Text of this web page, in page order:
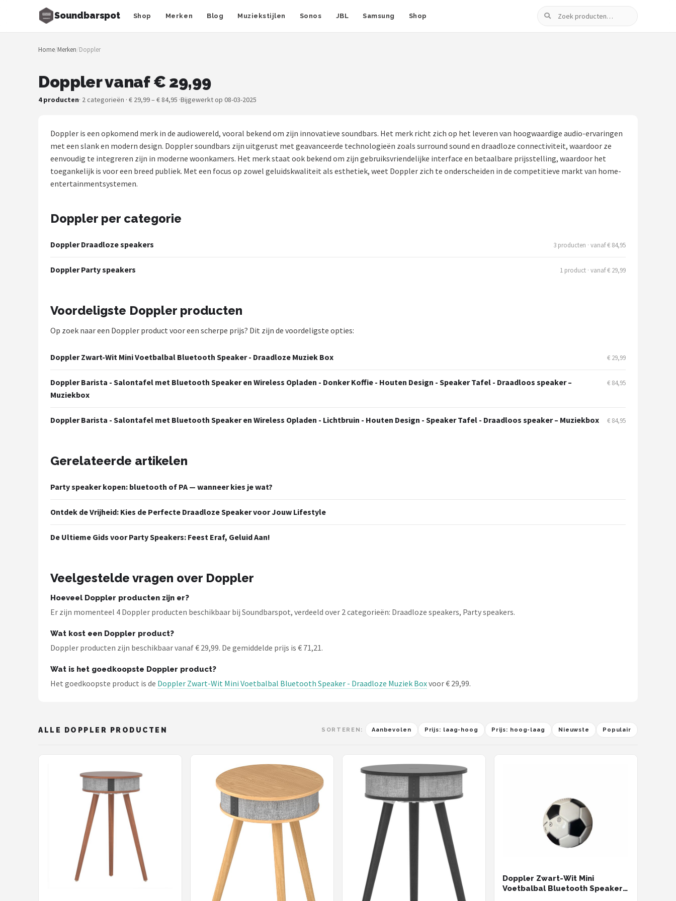
Soundbarspot Shop Merken Blog Muziekstijlen Sonos JBL Samsung Shop
Zoeken
Zoeken
NAVIGATIE
Merken
Muziekstijlen
Samsung
Soundskins
ArtSound
Carlinkit
Alle merken →
Home/Merken/Doppler
Doppler vanaf € 29,99
4 producten· 2 categorieën · € 29,99 – € 84,95 ·Bijgewerkt op 08-03-2025
Doppler is een opkomend merk in de audiowereld, vooral bekend om zijn innovatieve soundbars. Het merk richt zich op het leveren van hoogwaardige audio-ervaringen
met een slank en modern design. Doppler soundbars zijn uitgerust met geavanceerde technologieën zoals surround sound en draadloze connectiviteit, waardoor ze
eenvoudig te integreren zijn in moderne woonkamers. Het merk staat ook bekend om zijn gebruiksvriendelijke interface en betaalbare prijsstelling, waardoor het
toegankelijk is voor een breed publiek. Met een focus op zowel geluidskwaliteit als esthetiek, weet Doppler zich te onderscheiden in de competitieve markt van home-
entertainmentsystemen.
Doppler per categorie
Doppler Draadloze speakers 3 producten · vanaf € 84,95
Doppler Party speakers 1 product · vanaf € 29,99
Voordeligste Doppler producten
Op zoek naar een Doppler product voor een scherpe prijs? Dit zijn de voordeligste opties:
Doppler Zwart-Wit Mini Voetbalbal Bluetooth Speaker - Draadloze Muziek Box € 29,99
Doppler Barista - Salontafel met Bluetooth Speaker en Wireless Opladen - Donker Koffie - Houten Design - Speaker Tafel - Draadloos speaker –
Muziekbox
€ 84,95
Doppler Barista - Salontafel met Bluetooth Speaker en Wireless Opladen - Lichtbruin - Houten Design - Speaker Tafel - Draadloos speaker – Muziekbox € 84,95
Gerelateerde artikelen
Party speaker kopen: bluetooth of PA — wanneer kies je wat?
Ontdek de Vrijheid: Kies de Perfecte Draadloze Speaker voor Jouw Lifestyle
De Ultieme Gids voor Party Speakers: Feest Eraf, Geluid Aan!
Veelgestelde vragen over Doppler
Hoeveel Doppler producten zijn er?
Er zijn momenteel 4 Doppler producten beschikbaar bij Soundbarspot, verdeeld over 2 categorieën: Draadloze speakers, Party speakers.
Wat kost een Doppler product?
Doppler producten zijn beschikbaar vanaf € 29,99. De gemiddelde prijs is € 71,21.
Wat is het goedkoopste Doppler product?
Het goedkoopste product is de Doppler Zwart-Wit Mini Voetbalbal Bluetooth Speaker - Draadloze Muziek Boxvoor € 29,99.
ALLE DOPPLER PRODUCTEN SORTEREN: Aanbevolen Prijs: laag-hoog Prijs: hoog-laag Nieuwste Populair
Doppler Zwart-Wit Mini
Voetbalbal Bluetooth Speaker -